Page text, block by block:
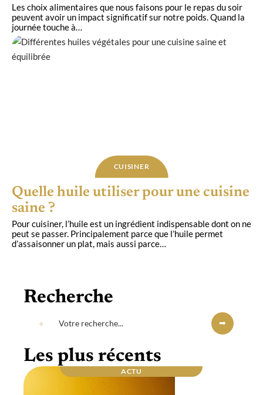
Les choix alimentaires que nous faisons pour le repas du soir
peuvent avoir un impact significatif sur notre poids. Quand la
journée touche à
CUISINER
Quelle huile utiliser pour une cuisine
saine ?
Pour cuisiner, l’huile est un ingrédient indispensable dont on ne
peut se passer. Principalement parce que l’huile permet
d’assaisonner un plat, mais aussi parce…
Recherche
Les plus récents
ACTU